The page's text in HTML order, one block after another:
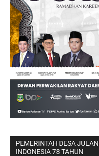
PEMERINTAH DESA
INDONESIA 78 TAHUN